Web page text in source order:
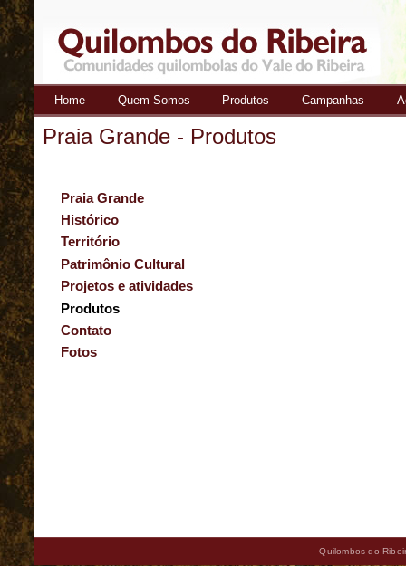
Quilombos
do Ribeira
Home Quem Somos Produtos Campanhas
Praia Grande - Produtos
Praia Grande
Histórico
Território
Patrimônio Cultural
Projetos e atividades
Produtos
Contato
Fotos
Quilombos do